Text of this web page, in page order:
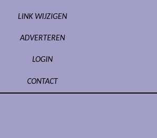
LINK WIJZIGEN
ADVERTEREN
LOGIN
CONTACT